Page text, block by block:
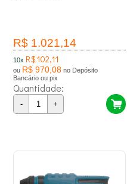
R$ 1.021,14
10x R$ 102,11
ou R$ 970,08 no Depósito
Bancário ou pix
Quantidade:
- +